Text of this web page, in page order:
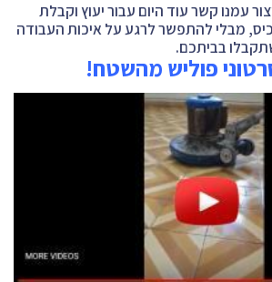
עמנו קשר עוד היום עבור יעוץ וקבלת
מבלי להתפשר לרגע על איכות העבודה
בביתכם.
פוליש מהשטח!